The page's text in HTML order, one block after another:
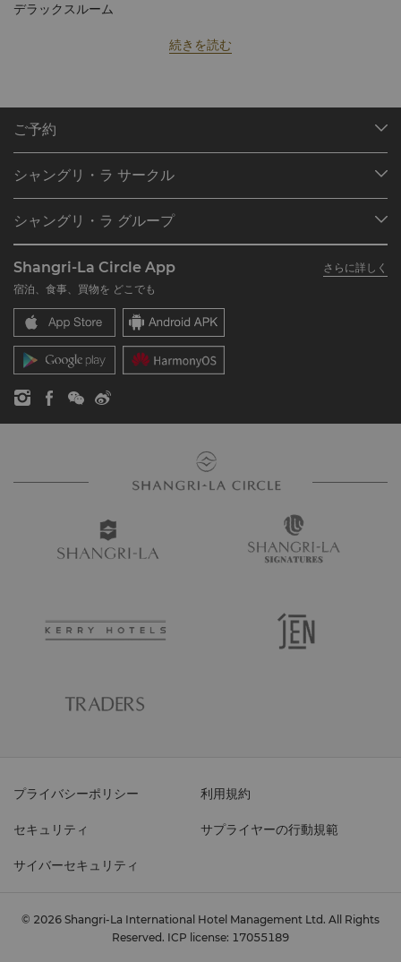
デラックスルーム
続きを読む
ご予約
ご予約の検索
レストラン＆バー
シャングリ・ラ サークル
シャングリ・ラ サークルに入会
よくあるお問合せや質問
SLCに関するお問い合わせ
シャングリ・ラ グループ
シャングリ・ラ ブランド
シャングリ・ラ センター
レジデンス
お問い合わせ
採用情報
企業の社会的責任
ニュース
Shangri-La Circle App
さらに詳しく
宿泊、食事、買物を どこでも
プライバシーポリシー 利用規約
セキュリティ サプライヤーの行動規範
サイバーセキュリティ
© 2026 Shangri-La International Hotel Management Ltd. All Rights
Reserved. ICP license: 17055189